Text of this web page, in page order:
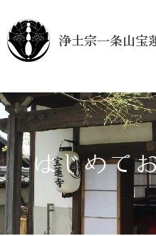
浄土宗一条山宝
はじめて